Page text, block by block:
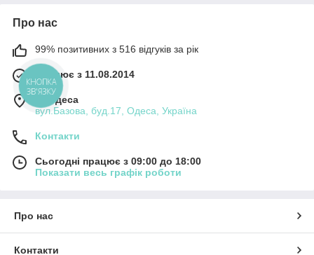
Про нас
99% позитивних з 516 відгуків за рік
Працює з 11.08.2014
м. Одеса
вул.Базова, буд.17, Одеса, Україна
Контакти
Сьогодні працює з 09:00 до 18:00
Показати весь графік роботи
Про нас
Контакти
КНОПКА
ЗВ'ЯЗКУ